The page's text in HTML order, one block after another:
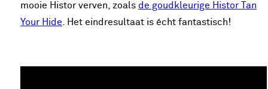
mooie Histor verven, zoals de goudkleurige Histor Tan
Your Hide . Het eindresultaat is écht fantastisch!